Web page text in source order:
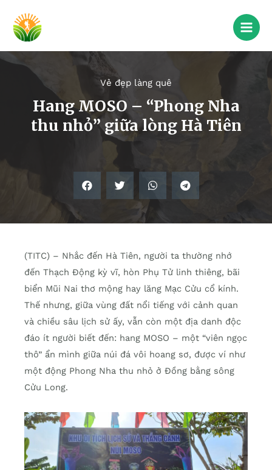
Vẻ đẹp làng quê
Hang MOSO – “Phong Nha
thu nhỏ” giữa lòng Hà Tiên
(TITC) – Nhắc đến Hà Tiên, người ta thường nhớ
đến Thạch Động kỳ vĩ, hòn Phụ Tử linh thiêng, bãi
biển Mũi Nai thơ mộng hay lăng Mạc Cửu cổ kính.
Thế nhưng, giữa vùng đất nổi tiếng với cảnh quan
và chiều sâu lịch sử ấy, vẫn còn một địa danh độc
đáo ít người biết đến: hang MOSO – một “viên ngọc
thô” ẩn mình giữa núi đá vôi hoang sơ, được ví như
một động Phong Nha thu nhỏ ở Đồng bằng sông
Cửu Long.